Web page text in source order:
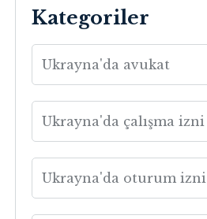
Kategoriler
Ukrayna'da avukat
Ukrayna'da çalışma izni
Ukrayna'da oturum izni